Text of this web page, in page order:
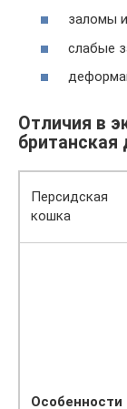
заломы
слабые
Отличия в
британская
Персидская
кошка
Особенности